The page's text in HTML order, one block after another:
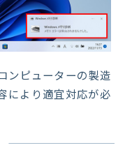
ンピューターの製造
により適宜対応が必